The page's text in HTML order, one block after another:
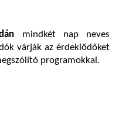
mindkét nap neves
várják az érdeklődőket
programokkal.